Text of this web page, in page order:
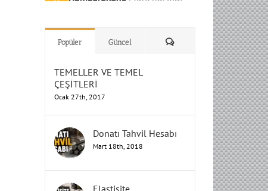
TEMELLER VE TEMEL
ÇEŞİTLERİ
Donatı Tahvil Hesabı